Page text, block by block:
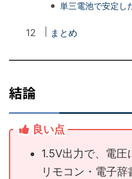
単三電池で安定し
まとめ
結論
良い点
1.5V出力で、電圧
リモコン・電子